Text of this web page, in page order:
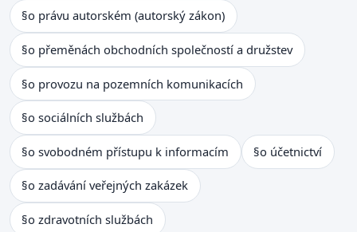
§o právu autorském (autorský zákon)
§o přeměnách obchodních společností a družstev
§o provozu na pozemních komunikacích
§o sociálních službách
§o svobodném přístupu k informacím §o účetnictví
§o zadávání veřejných zakázek
§o zdravotních službách